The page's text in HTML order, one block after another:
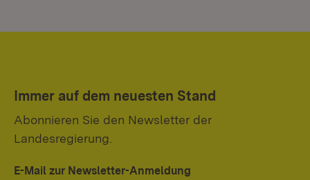
Immer auf dem neuesten Stand
Abonnieren Sie den Newsletter der
Landesregierung.
E-Mail zur Newsletter-Anmeldung